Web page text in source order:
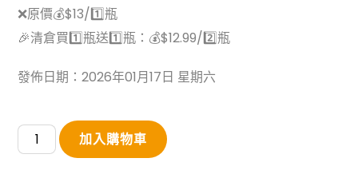
❌原價💰$13/1️⃣瓶
🎉清倉買1️⃣瓶送1️⃣瓶：💰$12.99/2️⃣瓶
發佈日期：2026年01月17日 星期六
口
加入購物車